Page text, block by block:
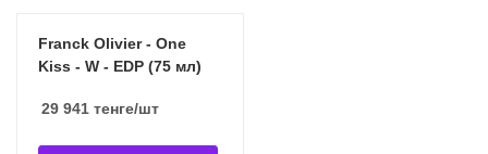
Franck Olivier - One
Kiss - W - EDP (75 мл)
29 941 тенге/шт